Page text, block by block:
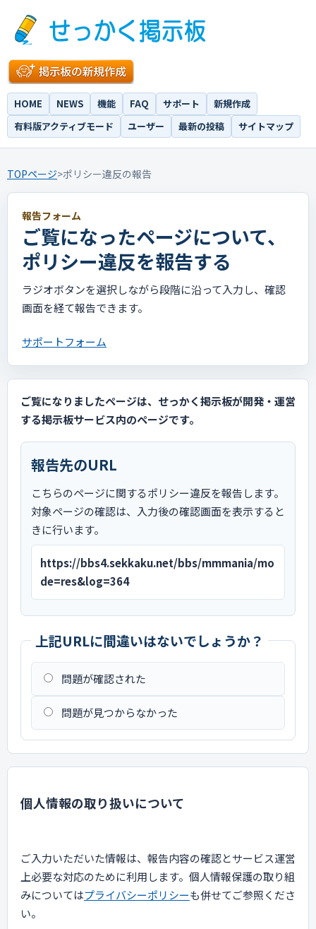
HOME NEWS 機能 FAQ サポート
新規作成
有料版アクティブモード
ユーザー 最新の投稿 サイトマップ
TOPページ>ポリシー違反の報告
報告フォーム
ご覧になったページについて、
ポリシー違反を報告する
ラジオボタンを選択しながら段階に沿って入力し、確認
画面を経て報告できます。
サポートフォーム
ご覧になりましたページは、せっかく掲示板が開発・運営
する掲示板サービス内のページです。
報告先のURL
こちらのページに関するポリシー違反を報告します。
対象ページの確認は、入力後の確認画面を表示すると
きに行います。
https://bbs4.sekkaku.net/bbs/mmmania/mo
de=res&log=364
上記URLに間違いはないでしょうか？
問題が確認された
問題が見つからなかった
個人情報の取り扱いについて
ご入力いただいた情報は、報告内容の確認とサービス運営
上必要な対応のために利用します。個人情報保護の取り組
みについてはプライバシーポリシーも併せてご参照くださ
い。